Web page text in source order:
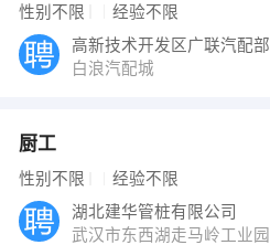
性别不限 经验不限
高新技术开发区广联汽配部
白浪汽配城
厨工
性别不限 经验不限
湖北建华管桩有限公司
武汉市东西湖走马岭工业园